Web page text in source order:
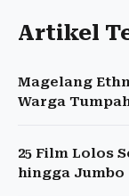
Artikel
Magelang
Warga
25 Film Lolos
hingga Jumbo